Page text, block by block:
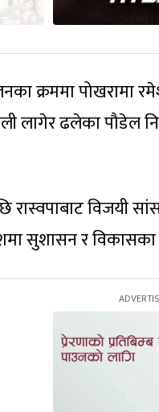
क्रममा पोखरामा
लागेर ढलेका पौडेल
रास्वपाबाट विजयी
सुशासन र विकासका